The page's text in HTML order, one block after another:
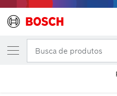
Busca de produtos
Lâmina de serra circular
A VARIANTE QUE SELECIONASTE
Lâmina de serra